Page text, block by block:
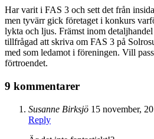
Har varit i FAS 3 och sett det från
men tyvärr gick företaget i konkurs
lykta och ljus. Främst inom
tillfrågad att skriva om FAS 3 på
med som ledamot i föreningen. Vill
förtroendet.
9 kommentarer
Susanne Birksjö 15 november,
Reply